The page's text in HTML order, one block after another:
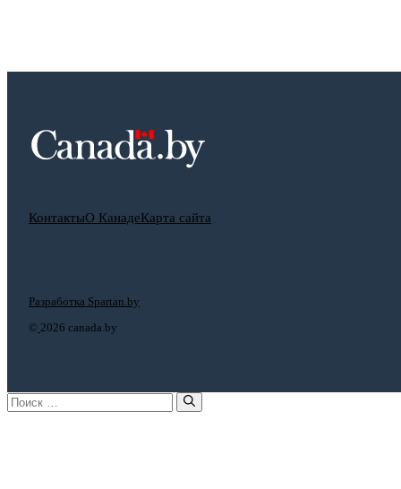
КонтактыО КанадеКарта сайта
© 2026 canada.by
Разработка Spartan.by
Поиск: